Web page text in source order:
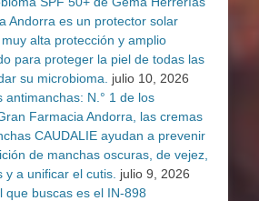
Andorra es un protector solar
alta protección y amplio
para proteger la piel de todas las
su microbioma.
julio 10, 2026
antimanchas: N.° 1 de los
Farmacia Andorra, las cremas
CAUDALIE ayudan a prevenir
de manchas oscuras, de vejez,
a unificar el cutis. julio 9, 2026
que buscas es el IN-898